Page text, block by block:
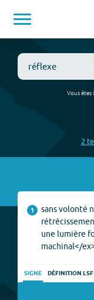
Vous êtes
2
1
sans volonté
une lumière
machinal</
SIGNE DÉFINITION LSF